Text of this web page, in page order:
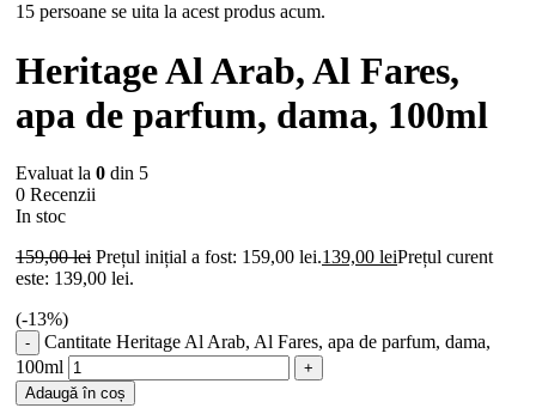
15 persoane se uita la acest produs acum.
Heritage Al Arab, Al Fares,
apa de parfum, dama, 100ml
Evaluat la 0 din 5
0 Recenzii
In stoc
159,00lei Prețul inițial a fost: 159,00 lei.139,00 leiPrețul curent
este: 139,00 lei.
(-13%)
Cantitate Heritage Al Arab, Al Fares, apa de parfum, dama,
100ml
Adaugă în coș